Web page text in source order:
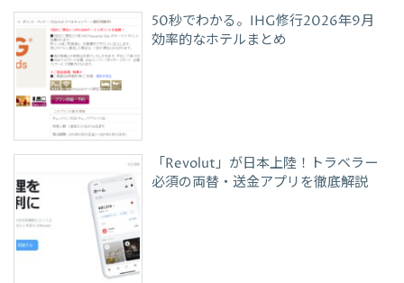
50秒でわかる。IHG修行2026年9月
効率的なホテルまとめ
「Revolut」が日本上陸！トラベラー
必須の両替・送金アプリを徹底解説